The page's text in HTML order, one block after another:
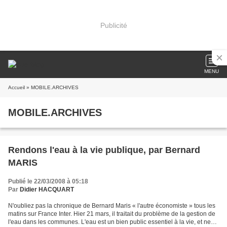
Publicité
MENU
Accueil » MOBILE.ARCHIVES
MOBILE.ARCHIVES
Rendons l'eau à la vie publique, par Bernard
MARIS
Publié le 22/03/2008 à 05:18
Par Didier HACQUART
N'oubliez pas la chronique de Bernard Maris « l'autre économiste » tous les
matins sur France Inter. Hier 21 mars, il traitait du problème de la gestion de
l'eau dans les communes. L'eau est un bien public essentiel à la vie, et ne